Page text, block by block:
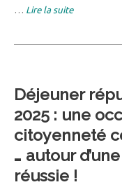
… Lire la suite
Déjeuner
2025 : une
citoyenneté
… autour
réussie !